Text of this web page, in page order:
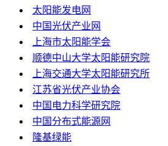
太阳能发电网
中国光伏产业网
上海市太阳能学会
顺德中山大学太阳能研究院
上海交通大学太阳能研究所
江苏省光伏产业协会
中国电力科学研究院
中国分布式能源网
隆基绿能